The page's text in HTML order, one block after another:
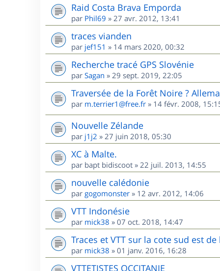
Raid Costa Brava Emporda
par Phil69 » 27 avr. 2012, 13:41
traces vianden
par jef151 » 14 mars 2020, 00:32
Recherche tracé GPS Slovénie
par Sagan » 29 sept. 2019, 22:05
Traversée de la Forêt Noire ?
par m.terrier1@free.fr » 14 févr. 2008,
Nouvelle Zélande
par j1j2 » 27 juin 2018, 05:30
XC à Malte.
par bapt bidiscoot » 22 juil. 2013, 14:55
nouvelle calédonie
par gogomonster » 12 avr. 2012, 14:06
VTT Indonésie
par mick38 » 07 oct. 2018, 14:47
Traces et VTT sur la cote sud est de
par mick38 » 01 janv. 2016, 16:28
VTTETISTES OCCITANIE